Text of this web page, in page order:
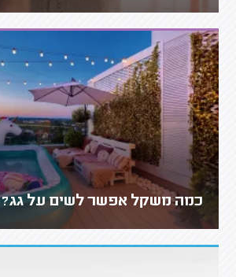
כמה משקל אפשר לשים על גג?